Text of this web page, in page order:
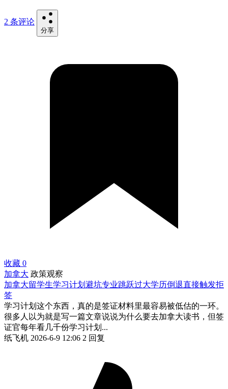
2 条评论
分享
收藏 0
加拿大 政策观察
加拿大留学生学习计划避坑专业跳跃过大学历倒退直接触发拒
签
学习计划这个东西，真的是签证材料里最容易被低估的一环。
很多人以为就是写一篇文章说说为什么要去加拿大读书，但签
证官每年看几千份学习计划...
纸飞机 2026-6-9 12:06 2 回复